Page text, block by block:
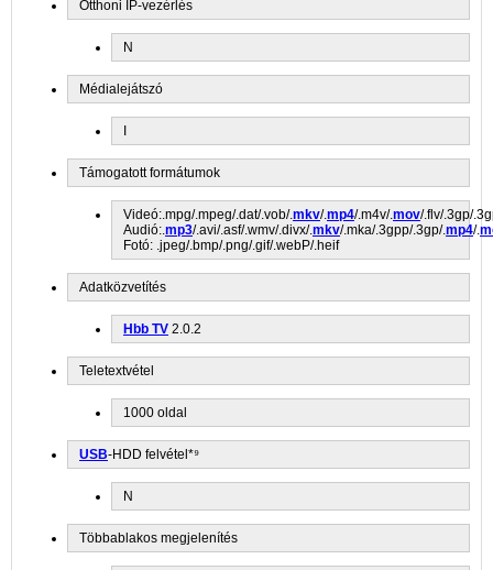
Otthoni IP-vezérlés
N
Médialejátszó
I
Támogatott formátumok
Videó:.mpg/.mpeg/.dat/.vob/.mkv/.mp4/.m4v/.mov/.flv/.3gp/
Audió:. mp3/.avi/.asf/.wmv/.divx/.mkv/.mka/.3gpp/.3gp/.mp4/.
Fotó: .jpeg/.bmp/.png/.gif/.webP/.heif
Adatközvetítés
Hbb TV 2.0.2
Teletextvétel
1000 oldal
USB-HDD felvétel*⁹
N
Többablakos megjelenítés